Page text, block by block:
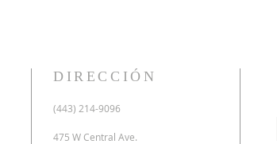
DIRECCIÓN
(443) 214-9096
475 W Central Ave.